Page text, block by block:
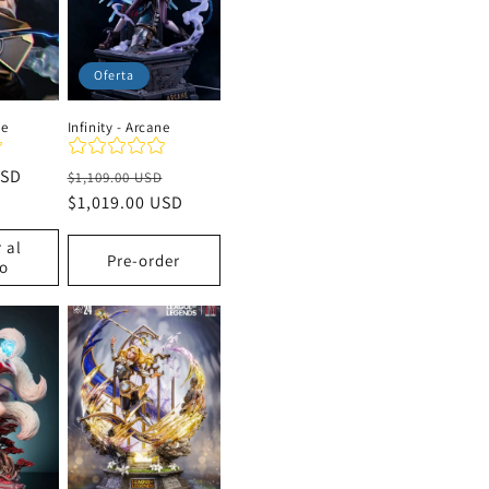
al
Oferta
Infinity - Arcane
Precio
habitual
$1,109.00 USD
de
$1,019.00 USD
Pre-order